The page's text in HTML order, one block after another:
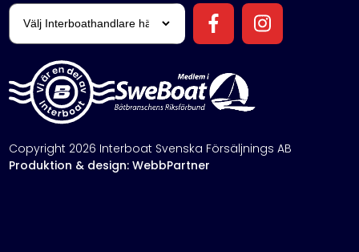
Copyright 2026 Interboat Svenska Försäljnings AB
Produktion & design: WebbPartner